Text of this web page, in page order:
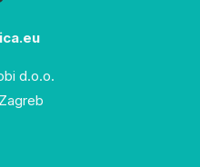
d.o.o.